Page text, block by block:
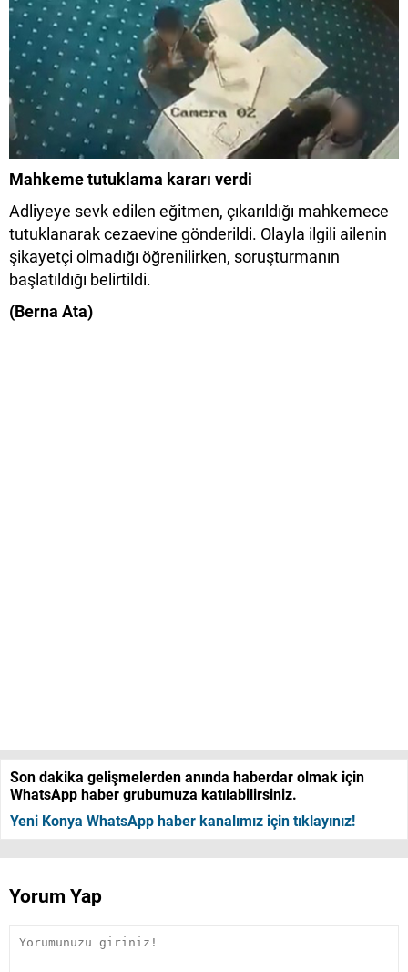
Mahkeme tutuklama kararı verdi
Adliyeye sevk edilen eğitmen, çıkarıldığı mahkemece
tutuklanarak cezaevine gönderildi. Olayla ilgili ailenin
şikayetçi olmadığı öğrenilirken, soruşturmanın
başlatıldığı belirtildi.
(Berna Ata)
Son dakika gelişmelerden anında haberdar olmak için
WhatsApp haber grubumuza katılabilirsiniz.
Yeni Konya WhatsApp haber kanalımız için tıklayınız!
Yorum Yap